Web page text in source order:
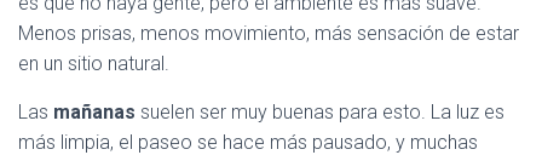
Menos prisas, menos movimiento, más sensación de estar
en un sitio natural.
Las mañanas suelen ser muy buenas para esto. La luz es
más limpia, el paseo se hace más pausado, y muchas